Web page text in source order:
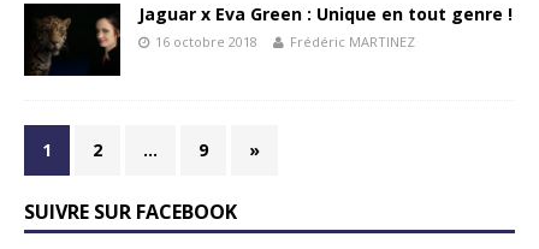
Jaguar x Eva Green : Unique en tout genre !
16 octobre 2018 Frédéric MARTINEZ
1 2 … 9 »
SUIVRE SUR FACEBOOK